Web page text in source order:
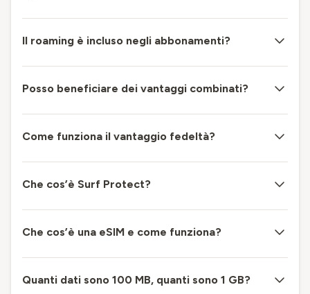
Il roaming è incluso negli abbonamenti?
Posso beneficiare dei vantaggi combinati?
Come funziona il vantaggio fedeltà?
Che cos’è Surf Protect?
Che cos’è una eSIM e come funziona?
Quanti dati sono 100 MB, quanti sono 1 GB?